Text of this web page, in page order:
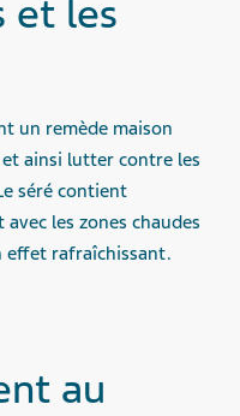
et les
un remède maison
ainsi lutter contre les
séré contient
les zones chaudes
effet rafraîchissant.
au